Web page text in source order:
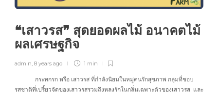
❝เสาวรส❞ สุดยอดผลไม้ อนาคตไม้
ผลเศรษฐกิจ
admin, 8 years ago 1 min
กระทกรก หรือ เสาวรส ที่กำลังนิยมในหมู่คนรักสุขภาพ กลุ่มที่ชอบ
รสชาติที่เปรี้ยวจัดของเสาวรสรวมถึงหลงรักในกลิ่นเฉพาะตัวของเสาวรส และ